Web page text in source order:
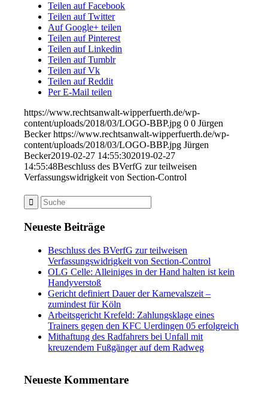
Teilen auf Facebook
Teilen auf Twitter
Auf Google+ teilen
Teilen auf Pinterest
Teilen auf Linkedin
Teilen auf Tumblr
Teilen auf Vk
Teilen auf Reddit
Per E-Mail teilen
https://www.rechtsanwalt-wipperfuerth.de/wp-
content/uploads/2018/03/LOGO-BBP.jpg 0 0 Jürgen
Becker https://www.rechtsanwalt-wipperfuerth.de/wp-
content/uploads/2018/03/LOGO-BBP.jpg Jürgen
Becker2019-02-27 14:55:302019-02-27
14:55:48Beschluss des BVerfG zur teilweisen
Verfassungswidrigkeit von Section-Control
Neueste Beiträge
Beschluss des BVerfG zur teilweisen
Verfassungswidrigkeit von Section-Control
OLG Celle: Alleiniges in der Hand halten ist kein
Handyverstoß
Gericht definiert Dauer der Karnevalszeit –
zumindest für Köln
Arbeitsgericht Krefeld: Zahlungsklage eines
Trainers gegen den KFC Uerdingen 05 erfolgreich
Mithaftung des Radfahrers bei Unfall mit
kreuzendem Fußgänger auf dem Radweg
Neueste Kommentare